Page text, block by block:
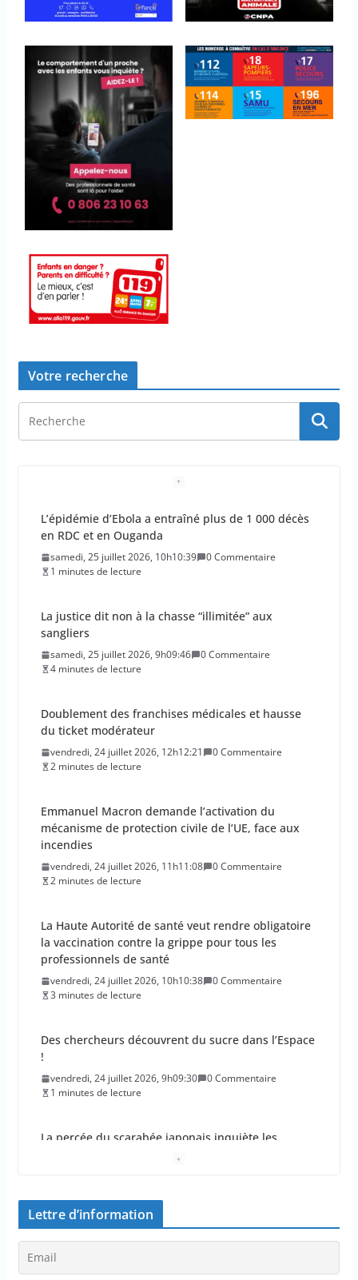
Votre recherche
L’épidémie d’Ebola a entraîné plus de 1 000 décès
en RDC et en Ouganda
samedi, 25 juillet 2026, 10h10:39
0 Commentaire
1 minutes de lecture
La justice dit non à la chasse “illimitée” aux
sangliers
samedi, 25 juillet 2026, 9h09:46
0 Commentaire
4 minutes de lecture
Doublement des franchises médicales et hausse
du ticket modérateur
vendredi, 24 juillet 2026, 12h12:21
0 Commentaire
2 minutes de lecture
Emmanuel Macron demande l’activation du
mécanisme de protection civile de l’UE, face aux
incendies
vendredi, 24 juillet 2026, 11h11:08
0 Commentaire
2 minutes de lecture
La Haute Autorité de santé veut rendre obligatoire
la vaccination contre la grippe pour tous les
professionnels de santé
vendredi, 24 juillet 2026, 10h10:38
0 Commentaire
3 minutes de lecture
Des chercheurs découvrent du sucre dans l’Espace
!
vendredi, 24 juillet 2026, 9h09:30
0 Commentaire
1 minutes de lecture
La percée du scarabée japonais inquiète les
hectares en France
jeudi, 23 juillet 2026, 10h10:30 0 Commentaire
Lettre d’information